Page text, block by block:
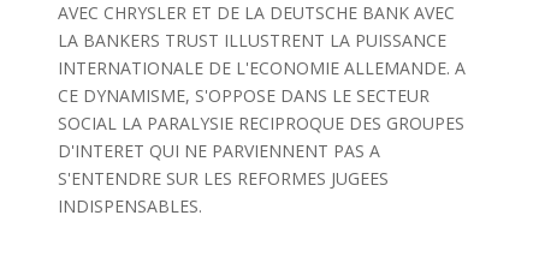
AVEC CHRYSLER ET DE LA DEUTSCHE BANK AVEC
LA BANKERS TRUST ILLUSTRENT LA PUISSANCE
INTERNATIONALE DE L'ECONOMIE ALLEMANDE. A
CE DYNAMISME, S'OPPOSE DANS LE SECTEUR
SOCIAL LA PARALYSIE RECIPROQUE DES GROUPES
D'INTERET QUI NE PARVIENNENT PAS A
S'ENTENDRE SUR LES REFORMES JUGEES
INDISPENSABLES.